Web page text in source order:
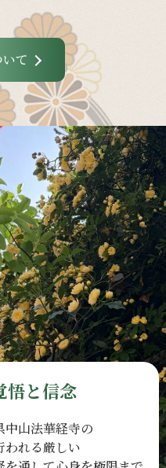
て
悟と信念
中山法華経寺の
われる厳しい